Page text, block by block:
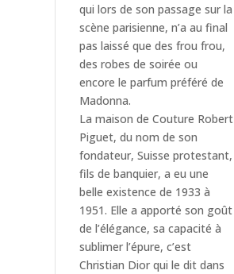
qui lors de son passage sur la
scène parisienne, n’a au final
pas laissé que des frou frou,
des robes de soirée ou
encore le parfum préféré de
Madonna.
La maison de Couture Robert
Piguet, du nom de son
fondateur, Suisse protestant,
fils de banquier, a eu une
belle existence de 1933 à
1951. Elle a apporté son goût
de l’élégance, sa capacité à
sublimer l’épure, c’est
Christian Dior qui le dit dans